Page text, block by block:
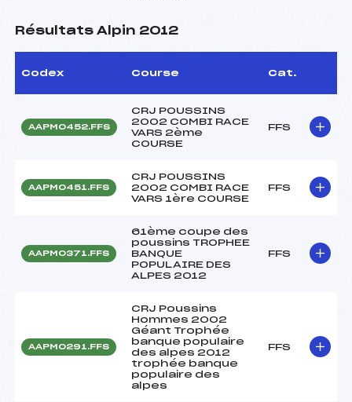
Résultats Alpin 2012
Codex Course Cat.
AAPM0452.FFS
CRJ POUSSINS
2002 COMBI RACE
VARS 2ème
COURSE
FFS
AAPM0451.FFS
CRJ POUSSINS
2002 COMBI RACE
VARS 1ère COURSE
FFS
AAPM0371.FFS
61ème coupe des
poussins TROPHEE
BANQUE
POPULAIRE DES
ALPES 2012
FFS
AAPM0291.FFS
CRJ Poussins
Hommes 2002
Géant Trophée
banque populaire
des alpes 2012
trophée banque
populaire des
alpes
FFS